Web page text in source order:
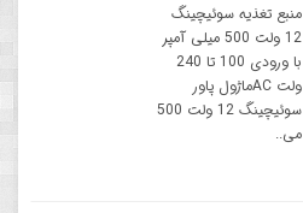
منبع تغذیه سوئیچینگ
12 ولت 500 میلی آمپر
با ورودی 100 تا 240
ولت ACماژول پاور
سوئیچینگ 12 ولت 500
می..